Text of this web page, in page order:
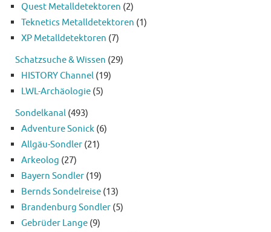
Quest Metalldetektoren (2)
Teknetics Metalldetektoren (1)
XP Metalldetektoren (7)
Schatzsuche & Wissen (29)
HISTORY Channel (19)
LWL-Archäologie (5)
Sondelkanal (493)
Adventure Sonick (6)
Allgäu-Sondler (21)
Arkeolog (27)
Bayern Sondler (19)
Bernds Sondelreise (13)
Brandenburg Sondler (5)
Gebrüder Lange (9)